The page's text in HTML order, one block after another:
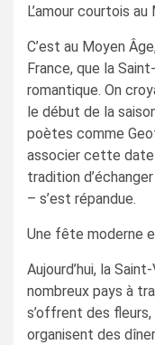
L’amour courtois
C’est au Moyen
France, que la
romantique. On
le début de la
poètes comme
associer cette date
tradition
– s’est répandue.
Une fête moderne
Aujourd’hui, la
nombreux pays à
s’offrent des
organisent des